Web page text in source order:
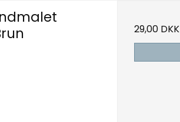
29,00 DKK